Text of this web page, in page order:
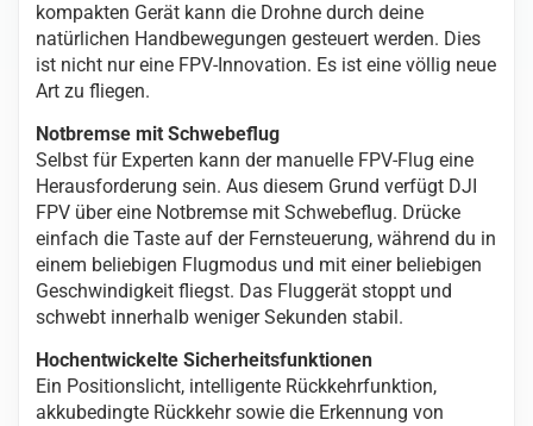
kompakten Gerät kann die Drohne durch deine
natürlichen Handbewegungen gesteuert werden. Dies
ist nicht nur eine FPV-Innovation. Es ist eine völlig neue
Art zu fliegen.
Notbremse mit Schwebeflug
Selbst für Experten kann der manuelle FPV-Flug eine
Herausforderung sein. Aus diesem Grund verfügt DJI
FPV über eine Notbremse mit Schwebeflug. Drücke
einfach die Taste auf der Fernsteuerung, während du in
einem beliebigen Flugmodus und mit einer beliebigen
Geschwindigkeit fliegst. Das Fluggerät stoppt und
schwebt innerhalb weniger Sekunden stabil.
Hochentwickelte Sicherheitsfunktionen
Ein Positionslicht, intelligente Rückkehrfunktion,
akkubedingte Rückkehr sowie die Erkennung von